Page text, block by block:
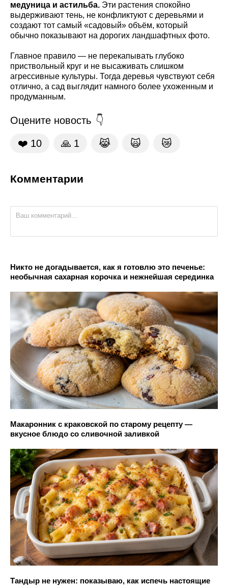
медуница и астильба. Эти растения спокойно
выдерживают тень, не конфликтуют с деревьями и
создают тот самый «садовый» объём, который
обычно показывают на дорогих ландшафтных фото.
Главное правило — не перекапывать глубоко
приствольный круг и не высаживать слишком
агрессивные культуры. Тогда деревья чувствуют себя
отлично, а сад выглядит намного более ухоженным и
продуманным.
Оцените новость
❤️ 10 🙏 1 😹 🙀 😿
Комментарии
Никто не догадывается, как я готовлю это печенье:
необычная сахарная корочка и нежнейшая серединка
Макаронник с краковской по старому рецепту —
вкусное блюдо со сливочной заливкой
Тандыр не нужен: показываю, как испечь настоящие